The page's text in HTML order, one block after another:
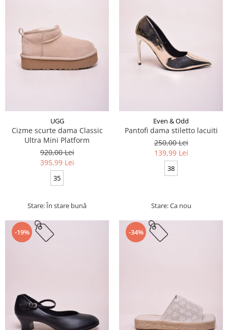
UGG
Cizme scurte dama Classic
Ultra Mini Platform
920,00 Lei
395,99 Lei
35
Stare: În stare bună
Even & Odd
Pantofi dama stiletto lacuiti
250,00 Lei
139,99 Lei
38
Stare: Ca nou
-19% -34%